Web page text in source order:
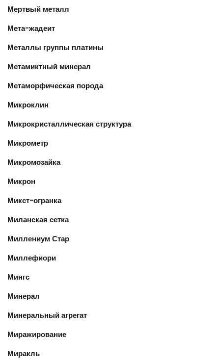
Мертвый металл
Мета-жадеит
Металлы группы платины
Метамиктный минерал
Метаморфическая порода
Микроклин
Микрокристаллическая структура
Микрометр
Микромозайка
Микрон
Микст-огранка
Миланская сетка
Миллениум Стар
Миллефиори
Мингс
Минерал
Минеральный агрегат
Миражирование
Миракль